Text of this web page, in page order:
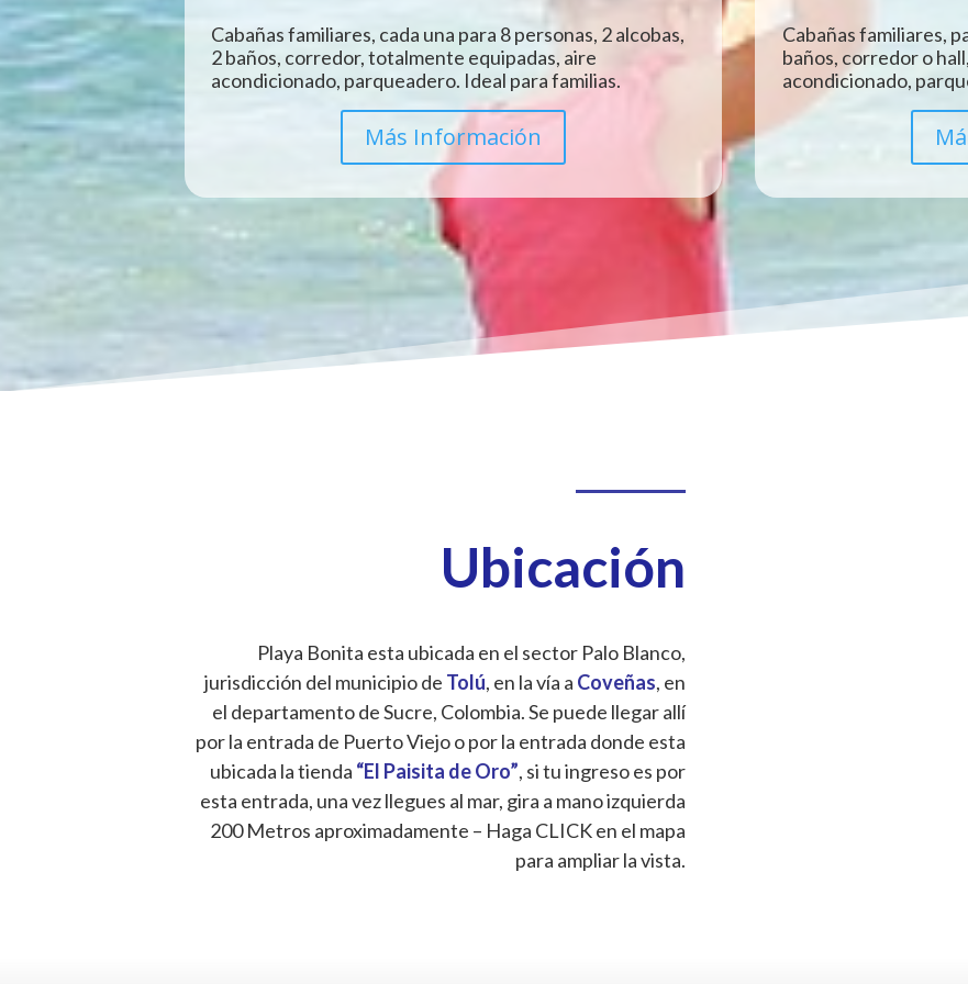
Cabañas familiares, cada una para 8 personas, 2 alcobas,
2 baños, corredor, totalmente equipadas, aire
acondicionado, parqueadero. Ideal para familias.
Más Información
Cabañas familiares,
baños, corredor o
acondicionado,
Ubicación
Playa Bonita esta ubicada en el sector Palo Blanco,
jurisdicción del municipio de Tolú, en la vía a Coveñas, en
el departamento de Sucre, Colombia. Se puede llegar allí
por la entrada de Puerto Viejo o por la entrada donde esta
ubicada la tienda “El Paisita de Oro”, si tu ingreso es por
esta entrada, una vez llegues al mar, gira a mano izquierda
200 Metros aproximadamente – Haga CLICK en el mapa
para ampliar la vista.